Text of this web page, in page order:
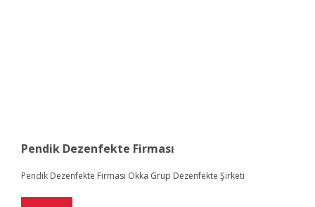
Pendik Dezenfekte Firması
Pendik Dezenfekte Firması Okka Grup Dezenfekte Şirketi